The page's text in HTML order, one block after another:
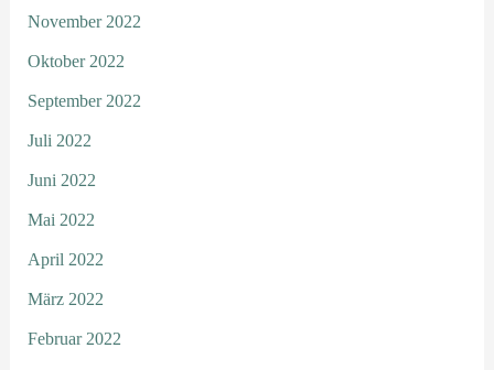
November 2022
Oktober 2022
September 2022
Juli 2022
Juni 2022
Mai 2022
April 2022
März 2022
Februar 2022